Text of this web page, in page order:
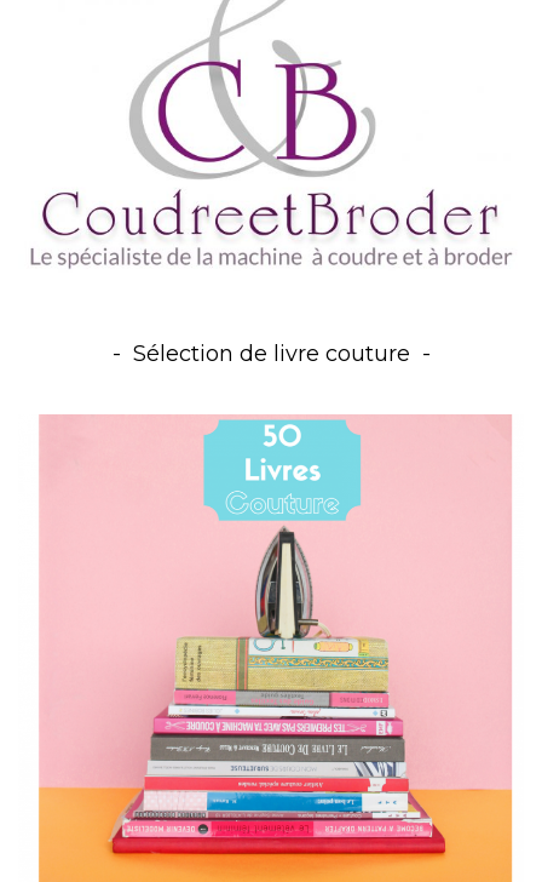
Sélection de livre couture